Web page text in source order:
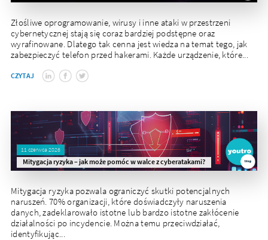
Złośliwe oprogramowanie, wirusy i inne ataki w przestrzeni
cybernetycznej stają się coraz bardziej podstępne oraz
wyrafinowane. Dlatego tak cenna jest wiedza na temat tego, jak
zabezpieczyć telefon przed hakerami. Każde urządzenie, które...
CZYTAJ
11 czerwca 2026
Mitygacja ryzyka – jak może pomóc w walce z cyberatakami?
Mitygacja ryzyka pozwala ograniczyć skutki potencjalnych
naruszeń. 70% organizacji, które doświadczyły naruszenia
danych, zadeklarowało istotne lub bardzo istotne zakłócenie
działalności po incydencie. Można temu przeciwdziałać,
identyfikując...